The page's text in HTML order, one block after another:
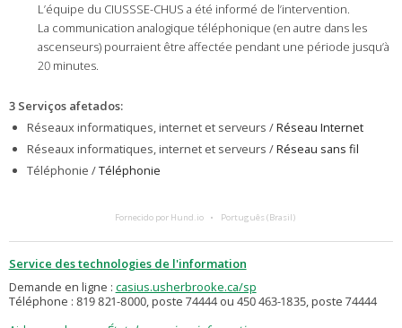
L’équipe du CIUSSSE-CHUS a été informé de l’intervention.
La communication analogique téléphonique (en autre dans les
ascenseurs) pourraient être affectée pendant une période jusqu’à
20 minutes.
3 Serviços afetados:
Réseaux informatiques, internet et serveurs /Réseau Internet
Réseaux informatiques, internet et serveurs /Réseau sans fil
Téléphonie /Téléphonie
Fornecido por Hund.io Português (Brasil)
Service des technologies de l'information
Demande en ligne : casius.usherbrooke.ca/sp
Téléphone : 819 821-8000, poste 74444 ou 450 463-1835, poste 74444